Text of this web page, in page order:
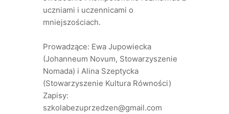
uczniami i uczennicami o
mniejszościach.
Prowadzące: Ewa Jupowiecka
(Johanneum Novum, Stowarzyszenie
Nomada) i Alina Szeptycka
(Stowarzyszenie Kultura Równości)
Zapisy:
szkolabezuprzedzen@gmail.com